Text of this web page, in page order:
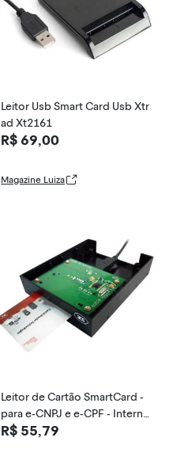
Leitor Usb Smart Card Usb Xtr
ad Xt2161
R$ 69,00
Magazine Luiza
Leitor de Cartão SmartCard -
para e-CNPJ e e-CPF - Interno
2,5 - ACS A
R$ 55,79